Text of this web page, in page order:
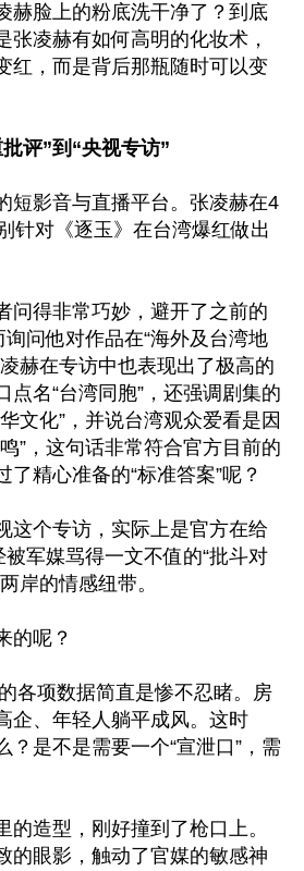
赫脸上的粉底洗干净了？到底
张凌赫有如何高明的化妆术，
红，而是背后那瓶随时可以变
评”到“央视专访”
短影音与直播平台。张凌赫在4
针对《逐玉》在台湾爆红做出
问得非常巧妙，避开了之前的
询问他对作品在“海外及台湾地
赫在专访中也表现出了极高的
点名“台湾同胞”，还强调剧集的
文化”，并说台湾观众爱看是因
”，这句话非常符合官方目前的
了精心准备的“标准答案”呢？
这个专访，实际上是官方在给
被军媒骂得一文不值的“批斗对
岸的情感纽带。
的呢？
各项数据简直是惨不忍睹。房
企、年轻人躺平成风。这时
？是不是需要一个“宣泄口”，需
的造型，刚好撞到了枪口上。
的眼影，触动了官媒的敏感神